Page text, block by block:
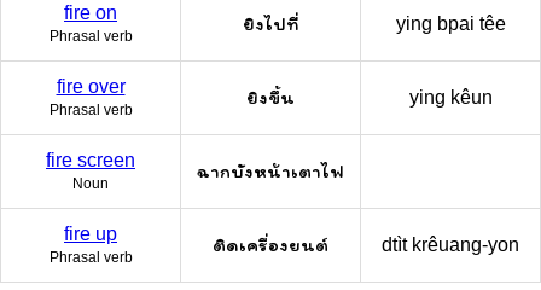
fire on
Phrasal verb
ยิงไปที่ ying bpai têe
fire over
Phrasal verb
ยิงขึ้น ying kêun
fire screen
Noun
ฉากบังหน้าเตาไฟ
fire up
Phrasal verb
ติดเครื่องยนต์ dtìt krêuang-yon